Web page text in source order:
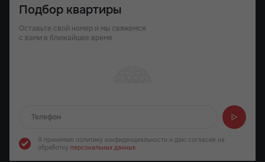
Подбор квартиры
Оставьте свой номер и мы свяжемся
с вами в ближайшее время
Я принимаю политику конфиденциальности и даю согласие на
обработку персональных данных